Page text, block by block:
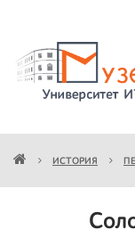
ИСТОРИЯ